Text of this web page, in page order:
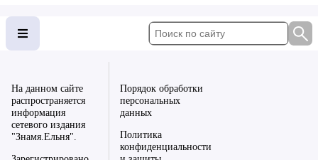
На данном сайте
распространяется
информация
сетевого издания
"Знамя.Ельня".
Порядок обработки
персональных
данных
Политика
конфиденциальности